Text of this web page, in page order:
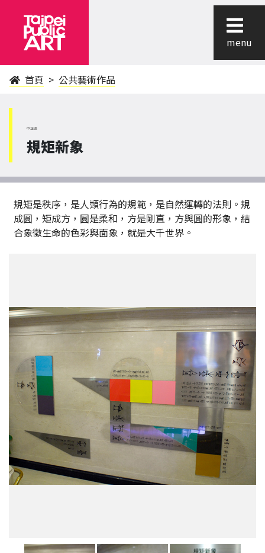
menu
首頁 公共藝術作品
中正區
規矩新象
規矩是秩序，是人類行為的規範，是自然運轉的法則。規
成圓，矩成方，圓是柔和，方是剛直，方與圓的形象，結
合象徵生命的色彩與面象，就是大千世界。